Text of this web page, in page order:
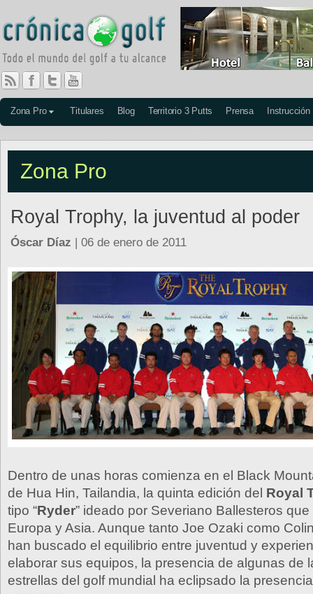
Zona Pro Titulares Blog Territorio 3 Putts Prensa Instrucción
Zona Pro
Royal Trophy, la juventud al poder
Óscar Díaz | 06 de enero de 2011
Dentro de unas horas comienza en el Black
de Hua Hin, Tailandia, la quinta edición del Royal
tipo “Ryder” ideado por Severiano Ballesteros
Europa y Asia. Aunque tanto Joe Ozaki como
han buscado el equilibrio entre juventud y
elaborar sus equipos, la presencia de algunas de
estrellas del golf mundial ha eclipsado la